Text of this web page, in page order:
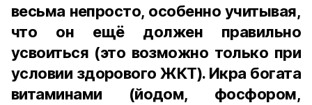
весьма непросто, особенно учитывая,
что он ещё должен правильно
усвоиться (это возможно только при
условии здорового ЖКТ). Икра богата
витаминами (йодом, фосфором,